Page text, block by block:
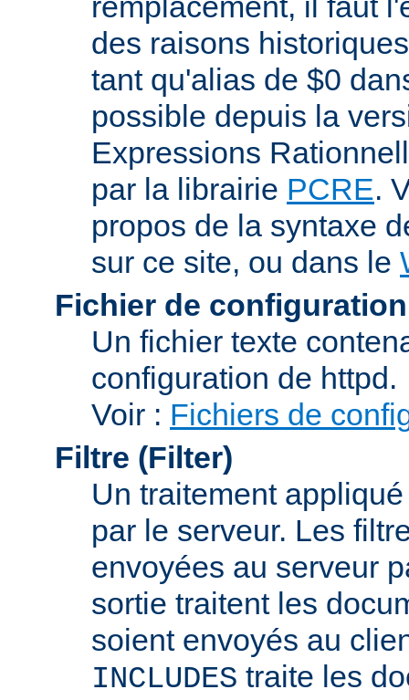
des raisons
tant qu'alias de $0
possible depuis la
Expressions
par la librairie PCRE.
propos de la syntaxe
sur ce site, ou dans le
Fichier de
Un fichier texte
configuration de httpd.
Voir : Fichiers de
Filtre (Filter)
Un traitement
par le serveur. Les
envoyées au serveur
sortie traitent les
soient envoyés au
INCLUDES traite les